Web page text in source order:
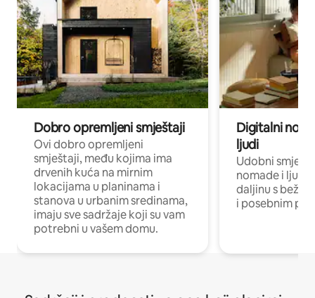
Dobro opremljeni smještaji
Ovi dobro opremljeni
smještaji, među kojima ima
drvenih kuća na mirnim
lokacijama u planinama i
stanova u urbanim sredinama,
imaju sve sadržaje koji su vam
potrebni u vašem domu.
Digitalni
ljudi
Udobni
nomade i ljude
daljinu s
i posebnim